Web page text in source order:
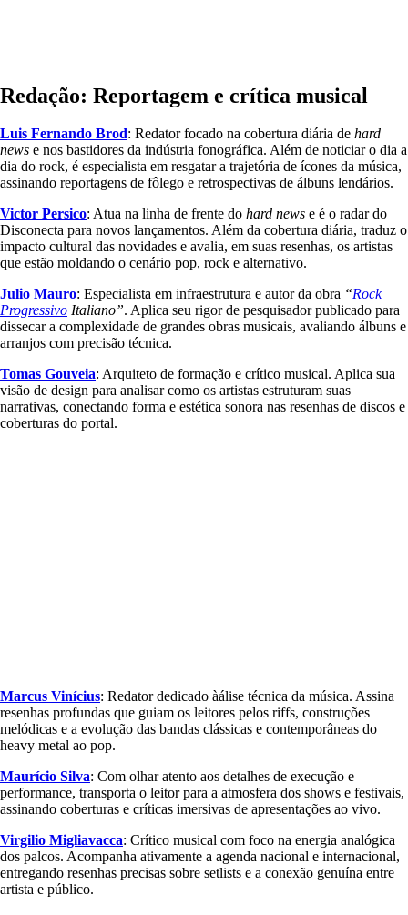
Redação: Reportagem e crítica musical
Luis Fernando Brod: Redator focado na cobertura diária de hard
news e nos bastidores da indústria fonográfica. Além de noticiar o dia a
dia do rock, é especialista em resgatar a trajetória de ícones da música,
assinando reportagens de fôlego e retrospectivas de álbuns lendários.
Victor Persico: Atua na linha de frente do hard news e é o radar do
Disconecta para novos lançamentos. Além da cobertura diária, traduz o
impacto cultural das novidades e avalia, em suas resenhas, os artistas
que estão moldando o cenário pop, rock e alternativo.
Julio Mauro: Especialista em infraestrutura e autor da obra “Rock
Progressivo Italiano”. Aplica seu rigor de pesquisador publicado para
dissecar a complexidade de grandes obras musicais, avaliando álbuns e
arranjos com precisão técnica.
Tomas Gouveia: Arquiteto de formação e crítico musical. Aplica sua
visão de design para analisar como os artistas estruturam suas
narrativas, conectando forma e estética sonora nas resenhas de discos e
coberturas do portal.
Marcus Vinícius: Redator dedicado àálise técnica da música. Assina
resenhas profundas que guiam os leitores pelos riffs, construções
melódicas e a evolução das bandas clássicas e contemporâneas do
heavy metal ao pop.
Maurício Silva: Com olhar atento aos detalhes de execução e
performance, transporta o leitor para a atmosfera dos shows e festivais,
assinando coberturas e críticas imersivas de apresentações ao vivo.
Virgilio Migliavacca: Crítico musical com foco na energia analógica
dos palcos. Acompanha ativamente a agenda nacional e internacional,
entregando resenhas precisas sobre setlists e a conexão genuína entre
artista e público.